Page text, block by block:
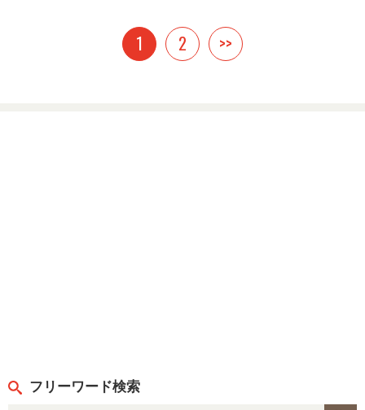
1 2 >>
フリーワード検索